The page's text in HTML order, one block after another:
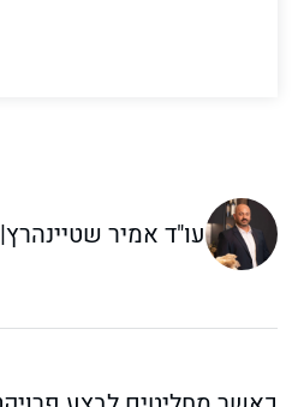
עו"ד אמיר שטיינהרץ|